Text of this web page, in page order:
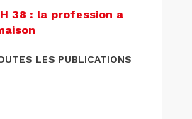
38 : la profession a
LES PUBLICATIONS